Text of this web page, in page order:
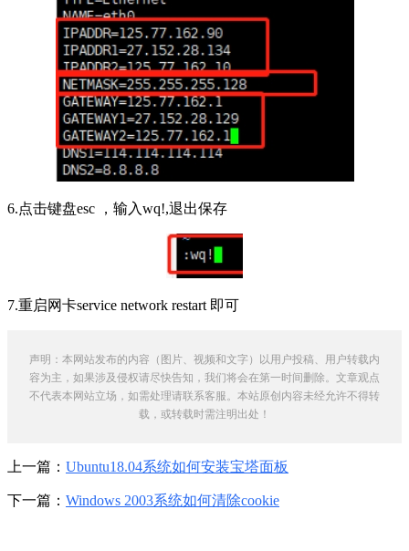
6.点击键盘esc ，输入wq!,退出保存
7.重启网卡service network restart 即可
声明：本网站发布的内容（图片、视频和文字）以用户投稿、用户转载内
容为主，如果涉及侵权请尽快告知，我们将会在第一时间删除。文章观点
不代表本网站立场，如需处理请联系客服。本站原创内容未经允许不得转
载，或转载时需注明出处！
上一篇： Ubuntu18.04系统如何安装宝塔面板
下一篇： Windows 2003系统如何清除cookie